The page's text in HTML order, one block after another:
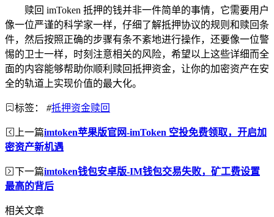
赎回 imToken 抵押的钱并非一件简单的事情，它需要用户
像一位严谨的科学家一样，仔细了解抵押协议的规则和赎回条
件，然后按照正确的步骤有条不紊地进行操作，还要像一位警
惕的卫士一样，时刻注意相关的风险，希望以上这些详细而全
面的内容能够帮助你顺利赎回抵押资金，让你的加密资产在安
全的轨道上实现价值的最大化。
标签： #抵押资金赎回
上一篇imtoken苹果版官网-imToken 空投免费领取，开启加
密资产新机遇
下一篇imtoken钱包安卓版-IM钱包交易失败，矿工费设置
最高的背后
相关文章